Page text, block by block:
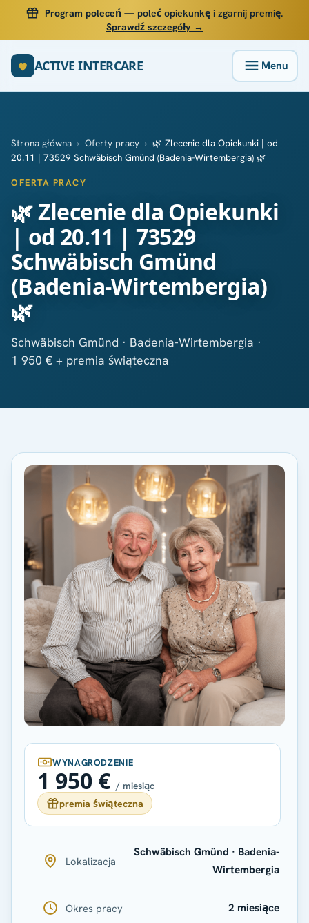
Program poleceń — poleć opiekunkę i zgarnij premię.
Sprawdź szczegóły →
ACTIVE INTERCARE
Strona główna › Oferty pracy › 🌿 Zlecenie dla Opiekunki | od
20.11 | 73529 Schwäbisch Gmünd (Badenia-Wirtembergia) 🌿
OFERTA PRACY
🌿 Zlecenie dla Opiekunki
| od 20.11 | 73529
Schwäbisch Gmünd
(Badenia-Wirtembergia)
🌿
Schwäbisch Gmünd · Badenia-Wirtembergia ·
1 950 € + premia świąteczna
WYNAGRODZENIE
1 950 € / miesiąc
premia świąteczna
Lokalizacja
Schwäbisch Gmünd · Badenia-
Wirtembergia
Okres pracy 2 miesiące